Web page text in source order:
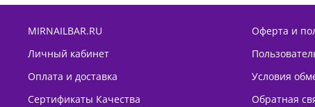
MIRNAILBAR.RU
Личный кабинет
Оплата и доставка
Сертификаты Качества
Оферта и
Условия
Обратная